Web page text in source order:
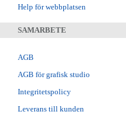
Help för webbplatsen
SAMARBETE
AGB
AGB för grafisk studio
Integritetspolicy
Leverans till kunden